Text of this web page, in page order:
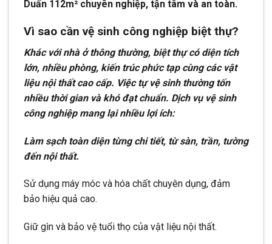
Duẩn 112m² chuyên nghiệp, tận tâm và an toàn.
Vì sao cần vệ sinh công nghiệp biệt thự?
Khác với nhà ở thông thường, biệt thự có diện tích
lớn, nhiều phòng, kiến trúc phức tạp cùng các vật
liệu nội thất cao cấp. Việc tự vệ sinh thường tốn
nhiều thời gian và khó đạt chuẩn. Dịch vụ vệ sinh
công nghiệp mang lại nhiều lợi ích:
Làm sạch toàn diện từng chi tiết, từ sàn, trần, tường
đến nội thất.
Sử dụng máy móc và hóa chất chuyên dụng, đảm
bảo hiệu quả cao.
Giữ gìn và bảo vệ tuổi thọ của vật liệu nội thất.